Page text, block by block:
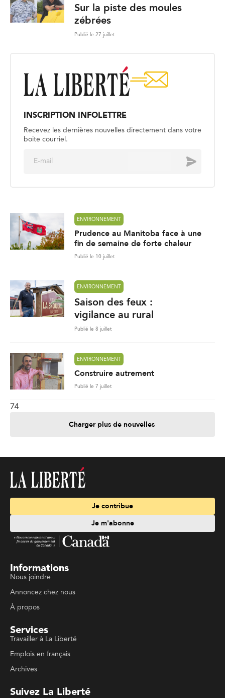
Sur la piste des moules
zébrées
Publié le 27 juillet
INSCRIPTION INFOLETTRE
Recevez les dernières nouvelles directement dans votre
boite courriel.
Envoyer
ENVIRONNEMENT
Prudence au Manitoba face à une
fin de semaine de forte chaleur
Publié le 10 juillet
ENVIRONNEMENT
Saison des feux :
vigilance au rural
Publié le 8 juillet
ENVIRONNEMENT
Construire autrement
Publié le 7 juillet
74
Charger plus de nouvelles
Je contribue
Je m'abonne
Informations
Nous joindre
Annoncez chez nous
À propos
Services
Travailler à La Liberté
Emplois en français
Archives
Suivez La Liberté